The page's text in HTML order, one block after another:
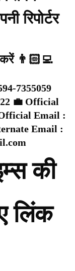
रिपोर्टर
करें 👨🏻‍💻
7355059
💼 Official
Email :
Email :
की
लिंक